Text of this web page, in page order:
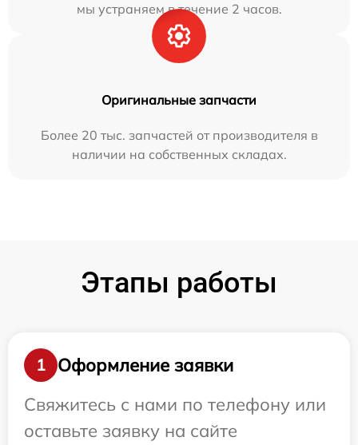
мы устраняем в течение 2 часов.
Оригинальные запчасти
Более 20 тыс. запчастей от производителя в
наличии на собственных складах.
Этапы работы
1
Оформление заявки
Свяжитесь с нами по телефону или
оставьте заявку на сайте